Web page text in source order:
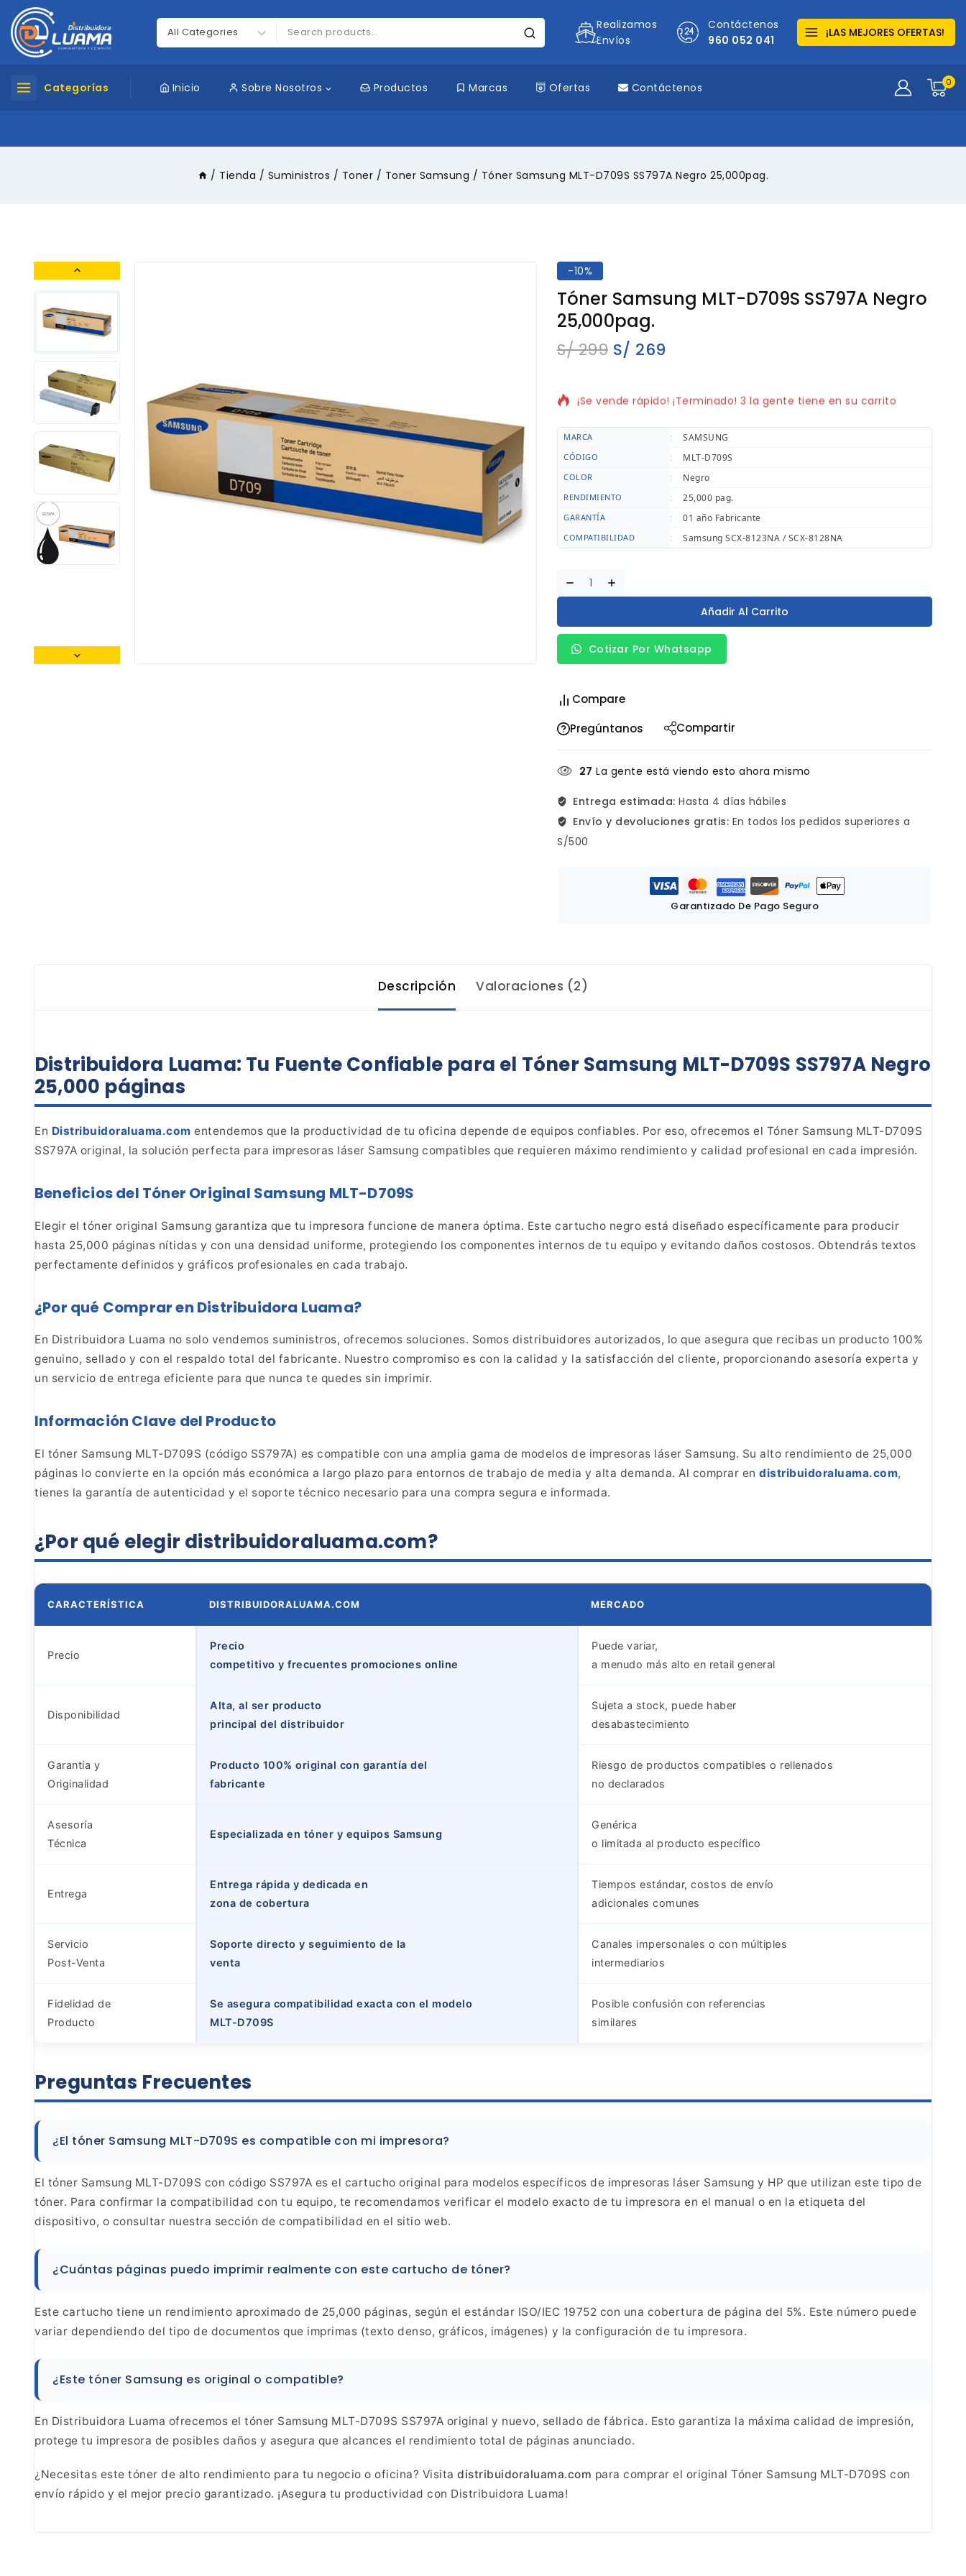
Realizamos
Envíos
Contáctenos
960 052 041
¡LAS MEJORES OFERTAS!
Categorías Inicio Sobre Nosotros Productos Marcas Ofertas Contáctenos 0
/ Tienda / Suministros / Toner / Toner Samsung / Tóner Samsung MLT-D709S SS797A Negro 25,000pag.
-10%
Tóner Samsung MLT-D709S SS797A Negro
25,000pag.
S/299 S/ 269
13 productos vendidos en los últimos 6 horas
MARCA : SAMSUNG
CÓDIGO : MLT-D709S
COLOR : Negro
RENDIMIENTO : 25,000 pag.
GARANTÍA : 01 año Fabricante
COMPATIBILIDAD : Samsung SCX-8123NA / SCX-8128NA
Añadir Al Carrito
Cotizar Por Whatsapp
Compare
Pregúntanos
Compartir
27 La gente está viendo esto ahora mismo
Entrega estimada: Hasta 4 días hábiles
Envío y devoluciones gratis: En todos los pedidos superiores a
S/500
Garantizado De Pago Seguro
Descripción Valoraciones (2)
Distribuidora Luama: Tu FuenteConfiable para el Tóner Samsung MLT-D709S SS797A Negro
25,000 páginas
En Distribuidoraluama.com entendemos que la productividad de tu oficina depende de equipos confiables. Por eso, ofrecemos el Tóner Samsung MLT-D709S
SS797A original, la solución perfecta para impresoras láser Samsung compatibles que requieren máximo rendimiento y calidad profesional en cada impresión.
Beneficios del Tóner Original Samsung MLT-D709S
Elegir el tóner original Samsung garantiza que tu impresora funcione de manera óptima. Este cartucho negro está diseñado específicamente para producir
hasta 25,000 páginas nítidas y con una densidad uniforme, protegiendo los componentes internos de tu equipo y evitando daños costosos. Obtendrás textos
perfectamente definidos y gráficos profesionales en cada trabajo.
¿Por qué Comprar en Distribuidora Luama?
En Distribuidora Luama no solo vendemos suministros, ofrecemos soluciones. Somos distribuidores autorizados, lo que asegura que recibas un producto 100%
genuino, sellado y con el respaldo total del fabricante. Nuestro compromiso es con la calidad y la satisfacción del cliente, proporcionando asesoría experta y
un servicio de entrega eficiente para que nunca te quedes sin imprimir.
Información Clave del Producto
El tóner Samsung MLT-D709S (código SS797A) es compatible con una amplia gama de modelos de impresoras láser Samsung. Su alto rendimiento de 25,000
páginas lo convierte en la opción más económica a largo plazo para entornos de trabajo de media y alta demanda. Al comprar en distribuidoraluama.com,
tienes la garantía de autenticidad y el soporte técnico necesario para una compra segura e informada.
¿Por qué elegir distribuidoraluama.com?
CARACTERÍSTICA DISTRIBUIDORALUAMA.COM MERCADO
Precio
Precio
competitivo y frecuentes promociones online
Puede variar,
a menudo más alto en retail general
Disponibilidad
Alta, al ser producto
principal del distribuidor
Sujeta a stock, puede haber
desabastecimiento
Garantía y
Originalidad
Producto 100% original con garantía del
fabricante
Riesgo de productos compatibles o rellenados
no declarados
Asesoría
Técnica
Especializada en tóner y equipos Samsung
Genérica
o limitada al producto específico
Entrega
Entrega rápida y dedicada en
zona de cobertura
Tiempos estándar, costos de envío
adicionales comunes
Servicio
Post-Venta
Soporte directo y seguimiento de la
venta
Canales impersonales o con múltiples
intermediarios
Fidelidad de
Producto
Se asegura compatibilidad exacta con el modelo
MLT-D709S
Posible confusión con referencias
similares
Preguntas Frecuentes
¿El tóner Samsung MLT-D709S es compatible con mi impresora?
El tóner Samsung MLT-D709S con código SS797A es el cartucho original para modelos específicos de impresoras láser Samsung y HP que utilizan este tipo de
tóner. Para confirmar la compatibilidad con tu equipo, te recomendamos verificar el modelo exacto de tu impresora en el manual o en la etiqueta del
dispositivo, o consultar nuestra sección de compatibilidad en el sitio web.
¿Cuántas páginas puedo imprimir realmente con este cartucho de tóner?
Este cartucho tiene un rendimiento aproximado de 25,000 páginas, según el estándar ISO/IEC 19752 con una cobertura de página del 5%. Este número puede
variar dependiendo del tipo de documentos que imprimas (texto denso, gráficos, imágenes) y la configuración de tu impresora.
¿Este tóner Samsung es original o compatible?
En Distribuidora Luama ofrecemos el tóner Samsung MLT-D709S SS797A original y nuevo, sellado de fábrica. Esto garantiza la máxima calidad de impresión,
protege tu impresora de posibles daños y asegura que alcances el rendimiento total de páginas anunciado.
¿Necesitas este tóner de alto rendimiento para tu negocio o oficina? Visita distribuidoraluama.com para comprar el original Tóner Samsung MLT-D709S con
envío rápido y el mejor precio garantizado. ¡Asegura tu productividad con Distribuidora Luama!